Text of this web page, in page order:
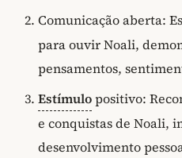
Comunicação aberta:
para ouvir Noali,
pensamentos,
Estímulopositivo:
e conquistas de Noali,
desenvolvimento